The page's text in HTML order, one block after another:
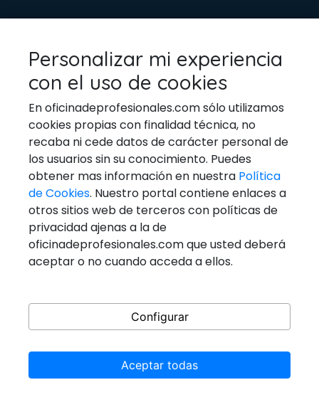
Política de privacidad
Aviso legal
Condiciones servicio
Condiciones uso
Política de cookies
PROFESIONES DESTACADAS
FONTANEROS
GESTORES ADMINISTRATIVOS
PINTORES
PSICÓLOGOS
TÉCNICOS EN AIRE ACONDICIONADO Y CALDERAS
TÉCNICOS EN REPARACIÓN DE
Personalizar mi experiencia
con el uso de cookies
En oficinadeprofesionales.com sólo utilizamos
cookies propias con finalidad técnica, no
recaba ni cede datos de carácter personal de
los usuarios sin su conocimiento. Puedes
obtener mas información en nuestra Política
de Cookies. Nuestro portal contiene enlaces a
otros sitios web de terceros con políticas de
privacidad ajenas a la de
oficinadeprofesionales.com que usted deberá
aceptar o no cuando acceda a ellos.
Configurar
Aceptar todas